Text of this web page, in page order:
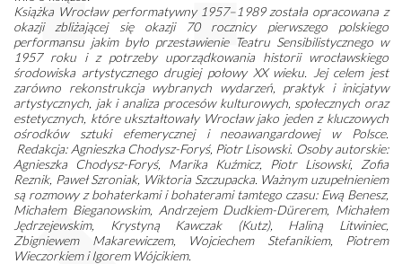
Książka Wrocław performatywny 1957–1989 została opracowana z
okazji zbliżającej się okazji 70 rocznicy pierwszego polskiego
performansu jakim było przestawienie Teatru Sensibilistycznego w
1957 roku i z potrzeby uporządkowania historii wrocławskiego
środowiska artystycznego drugiej połowy XX wieku. Jej celem jest
zarówno rekonstrukcja wybranych wydarzeń, praktyk i inicjatyw
artystycznych, jak i analiza procesów kulturowych, społecznych oraz
estetycznych, które ukształtowały Wrocław jako jeden z kluczowych
ośrodków sztuki efemerycznej i neoawangardowej w Polsce.
Redakcja: Agnieszka Chodysz-Foryś, Piotr Lisowski. Osoby autorskie:
Agnieszka Chodysz-Foryś, Marika Kuźmicz, Piotr Lisowski, Zofia
Reznik, Paweł Szroniak, Wiktoria Szczupacka. Ważnym uzupełnieniem
są rozmowy z bohaterkami i bohaterami tamtego czasu: Ewą Benesz,
Michałem Bieganowskim, Andrzejem Dudkiem-Dürerem, Michałem
Jędrzejewskim, Krystyną Kawczak (Kutz), Haliną Litwiniec,
Zbigniewem Makarewiczem, Wojciechem Stefanikiem, Piotrem
Wieczorkiem i Igorem Wójcikiem.